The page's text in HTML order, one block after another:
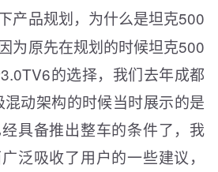
产品规划，为什么是坦克500
为原先在规划的时候坦克500
的选择，我们去年成都
动架构的时候当时展示的是
具备推出整车的条件了，我
泛吸收了用户的一些建议，